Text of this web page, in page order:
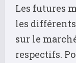
Les futures
les
sur le
respectifs.